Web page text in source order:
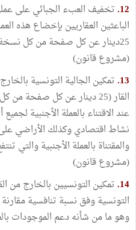
12. تخفيف العبء الجبائي على
الباعثين العقاريين بإخضاع هذه
(مشروع قانون)
13. تمكين الجالية التونسية
القار (25 دينار عن كل
عند الاقتناء بالعملة الأجنبية
نشاط اقتصادي وكذلك الأراضي على
والمقتناة بالعملة الأجنبية والتي
(مشروع قانون)
14. تمكين التونسيين بالخارج من
التونسية وفق نسبة تنافسية
وهو ما من شأنه دعم الموجودات